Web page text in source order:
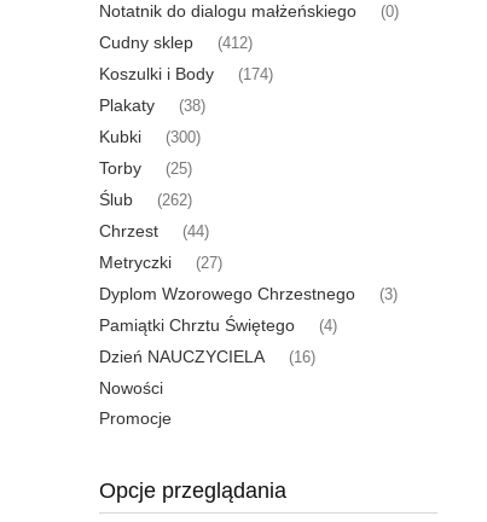
Notatnik do dialogu małżeńskiego (0)
Cudny sklep (412)
Koszulki i Body (174)
Plakaty (38)
Kubki (300)
Torby (25)
Ślub (262)
Chrzest (44)
Metryczki (27)
Dyplom Wzorowego Chrzestnego (3)
Pamiątki Chrztu Świętego (4)
Dzień NAUCZYCIELA (16)
Nowości
Promocje
Opcje przeglądania